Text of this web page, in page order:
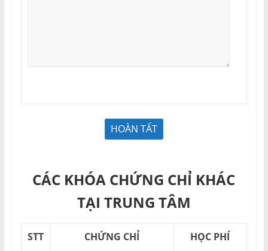
CÁC KHÓA CHỨNG CHỈ KHÁC
TẠI TRUNG TÂM
STT CHỨNG CHỈ HỌC PHÍ